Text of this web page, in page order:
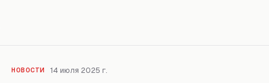
НОВОСТИ 14 июля 2025 г.